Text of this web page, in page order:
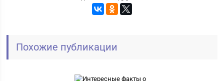
Похожие публикации